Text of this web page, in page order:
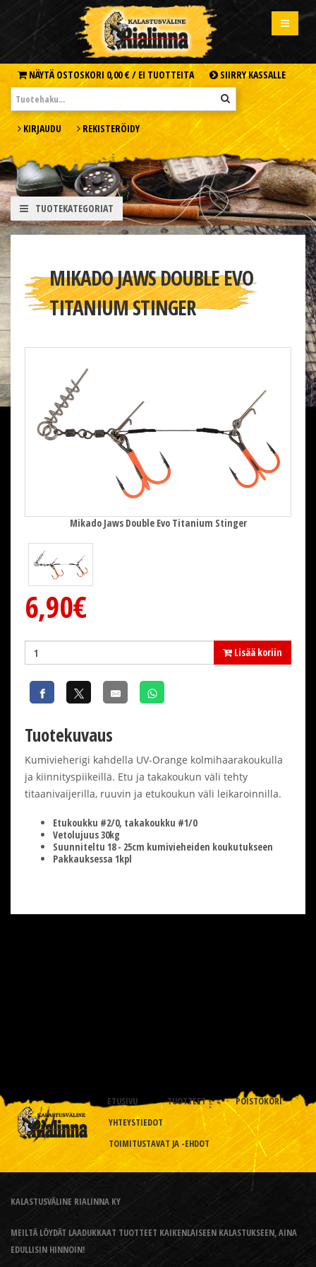
NÄYTÄ OSTOSKORI 0,00 € / EI TUOTTEITA SIIRRY KASSALLE
KIRJAUDU REKISTERÖIDY
TUOTEKATEGORIAT
MIKADO JAWS DOUBLE EVO
TITANIUM STINGER
Mikado Jaws Double Evo Titanium Stinger
6,90€
Lisää koriin
Tuotekuvaus
Kumivieherigi kahdella UV-Orange kolmihaarakoukulla
ja kiinnityspiikeillä. Etu ja takakoukun väli tehty
titaanivaijerilla, ruuvin ja etukoukun väli leikaroinnilla.
Etukoukku #2/0, takakoukku #1/0
Vetolujuus 30kg
Suunniteltu 18 - 25cm kumivieheiden koukutukseen
Pakkauksessa 1kpl
ETUSIVU TUOTTEET
POISTOKORI
YHTEYSTIEDOT
TOIMITUSTAVAT JA -EHDOT
KALASTUSVÄLINE RIALINNA KY
MEILTÄ LÖYDÄT LAADUKKAAT TUOTTEET KAIKENLAISEEN KALASTUKSEEN, AINA
EDULLISIN HINNOIN!